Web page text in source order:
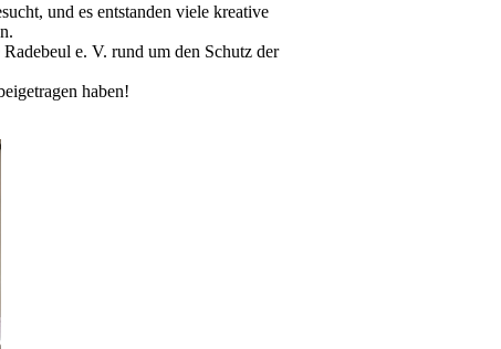
und es entstanden viele kreative
e. V. rund um den Schutz der
haben!